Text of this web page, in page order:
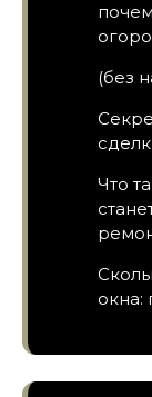
(без
Что
окна: